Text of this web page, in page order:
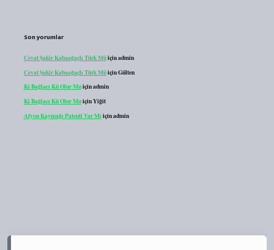
Son yorumlar
Cevat Şakir Kabaağaçlı Türk Müiçinadmin
Cevat Şakir Kabaağaçlı Türk MüiçinGülten
Ki Bağlacı Kü Olur Muiçinadmin
Ki Bağlacı Kü Olur MuiçinYiğit
Afyon Kaymağı Patenti Var Mı içinadmin